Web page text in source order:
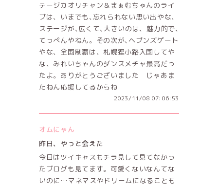
テージカオリチャン＆まぁむちゃんのライ
ブは、いまでも､忘れられない思い出やな､
ステージが､広くて､大きいのは、魅力的で､
てっぺんやねん。その次が､ヘブンズゲート
やな、全国制覇は、札幌狸小路入国してや
な、みれいちゃんのダンスメチャ最高だっ
たよ。ありがとうございました じゃあま
たねん応援してるからね
2023/11/08 07:06:53
オムにゃん
昨日、やっと会えた
今日はツイキャスもチラ見して見てなかっ
たブログも見てます。可愛くないなんてな
いのに…マネマスやドリームになることも